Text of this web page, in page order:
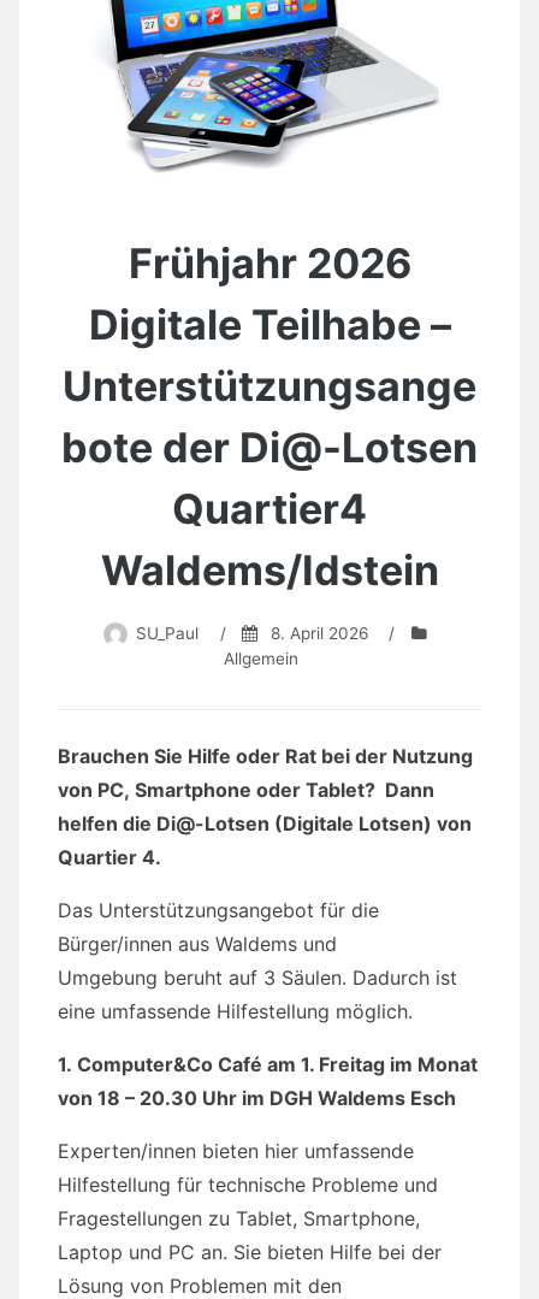
Frühjahr 2026
Digitale Teilhabe –
Unterstützungsange
bote der Di@-Lotsen
Quartier4
Waldems/Idstein
SU_Paul / 8. April 2026
/
Allgemein
Brauchen Sie Hilfe oder Rat bei der Nutzung
von PC, Smartphone oder Tablet? Dann
helfen die Di@-Lotsen (Digitale Lotsen) von
Quartier 4.
Das Unterstützungsangebot für die
Bürger/innen aus Waldems und
Umgebung beruht auf 3 Säulen. Dadurch ist
eine umfassende Hilfestellung möglich.
1. Computer&Co Café am 1. Freitag im Monat
von 18 – 20.30 Uhr im DGH Waldems Esch
Experten/innen bieten hier umfassende
Hilfestellung für technische Probleme und
Fragestellungen zu Tablet, Smartphone,
Laptop und PC an. Sie bieten Hilfe bei der
Lösung von Problemen mit den